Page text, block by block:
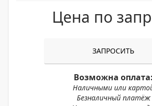
Цена по
ЗАПРОСИТЬ
Возможна оплата:
Наличными или
Безналичный платёж